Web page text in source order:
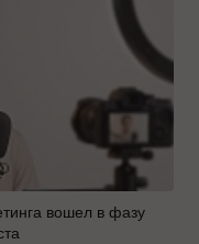
вошел в фазу